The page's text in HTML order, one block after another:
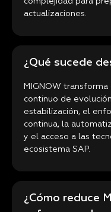
actualizaciones.
¿Qué sucede
MIGNOW
continuo de
estabilización, el
continua, la
y el acceso a las
ecosistema SAP.
¿Cómo reduce